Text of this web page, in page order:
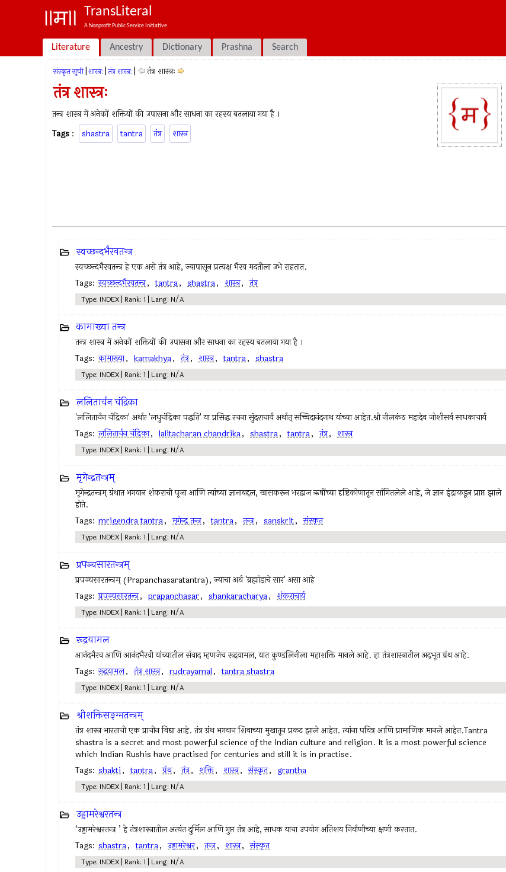
TransLiteral
A Nonprofit Public Service Initiative.
Literature Ancestry Dictionary Prashna Search
संस्कृत सूची शास्त्रः तंत्र शास्त्रः तंत्र शास्त्रः
तंत्र शास्त्रः
तन्त्र शास्त्र में अनेकों शक्तियों की उपासना और साधना का रहस्य बतलाया गया है ।
Tags : shastra tantra तंत्र शास्त्र
स्वच्छन्दभैरवतन्त्र
स्वच्छन्दभैरवतन्त्र हे एक असे तंत्र आहे, ज्यापासून प्रत्यक्ष भैरव मदतीला उभे राहतात.
Tags: स्वच्छन्दभैरवतन्त्र, tantra, shastra, शास्त्र, तंत्र
Type: INDEX | Rank: 1 | Lang: N/A
कामाख्या तन्त्र
तन्त्र शास्त्र में अनेकों शक्तियों की उपासना और साधना का रहस्य बतलाया गया है ।
Tags: कामाख्या, kamakhya, तंत्र, शास्त्र, tantra, shastra
Type: INDEX | Rank: 1 | Lang: N/A
ललितार्चन चंद्रिका
'ललितार्चन चंद्रिका' अर्थात्‍ 'लधुचंद्रिका पद्धति' या प्रसिद्ध रचना सुंदराचार्य अर्थात् सच्चिदानंदनाथ यांच्या आहेत.श्री नीलकंठ महादेव जोशीसर्व साधकाचार्य
Tags: ललितार्चन चंद्रिका, lalitacharan chandrika, shastra, tantra, तंत्र, शास्त्र
Type: INDEX | Rank: 1 | Lang: N/A
मृगेन्द्रतन्त्रम्
मृगेन्द्रतन्त्रम् ग्रंथात भगवान शंकराची पूजा आणि त्यांच्या ज्ञानाबद्दल, खासकरून भरद्वाज ऋषींच्या दृष्टिकोणातून सांगितलेले आहे, जे ज्ञान इंद्राकडून प्राप्त झाले
होते.
Tags: mrigendra tantra, मृगेन्द्र तन्त्र, tantra, तन्त्र, sanskrit, संस्कृत
Type: INDEX | Rank: 1 | Lang: N/A
प्रपञ्चसारतन्त्रम्
प्रपञ्चसारतन्त्रम् (Prapanchasaratantra), ज्याचा अर्थ 'ब्रह्मांडाचे सार' असा आहे
Tags: प्रपञ्चसारतन्त्र, prapanchasar, shankaracharya, शंकराचार्य
Type: INDEX | Rank: 1 | Lang: N/A
रूद्रयामल
आनंदभैरव आणि आनंदभैरवी यांच्यातील संवाद म्हणजेच रूद्रयामल, यात कुण्डलिनीला महाशक्ति मानले आहे. हा तंत्रशास्त्रातील अद्‍भूत ग्रंथ आहे.
Tags: रूद्रयामल, तंत्र शास्त्र, rudrayamal, tantra shastra
Type: INDEX | Rank: 1 | Lang: N/A
श्रीशक्तिसङ्ग्मतन्त्रम्
तंत्र शास्त्र भारताची एक प्राचीन विद्या आहे. तंत्र ग्रंथ भगवान शिवाच्या मुखातून प्रकट झाले आहेत. त्यांना पवित्र आणि प्रामाणिक मानले आहेत.Tantra
shastra is a secret and most powerful science of the Indian culture and religion. It is a most powerful science
which Indian Rushis have practised for centuries and still it is in practise.
Tags: shakti, tantra, ग्रंथ, तंत्र, शक्ति, शास्त्र, संस्कृत, grantha
Type: INDEX | Rank: 1 | Lang: N/A
उड्डामरेश्वरतन्त्र
‘उड्डामरेश्वरतन्त्र ’ हे तंत्रशास्त्रातील अत्यंत दुर्मिल आणि गुप्त तंत्र आहे, साधक याचा उपयोग अतिशय निर्वाणीच्या क्षणी करतात.
Tags: shastra, tantra, उड्डामरेश्वर, तन्त्र, शास्त्र, संस्कृत
Type: INDEX | Rank: 1 | Lang: N/A